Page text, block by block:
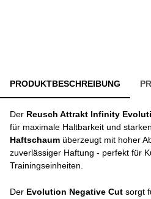
PRODUKTBESCHREIBUNG
Der Reusch Attrakt Infinity
für maximale Haltbarkeit und
Haftschaum überzeugt mit hoher
zuverlässiger Haftung - perfekt für
Trainingseinheiten.
Der Evolution Negative Cut sorgt